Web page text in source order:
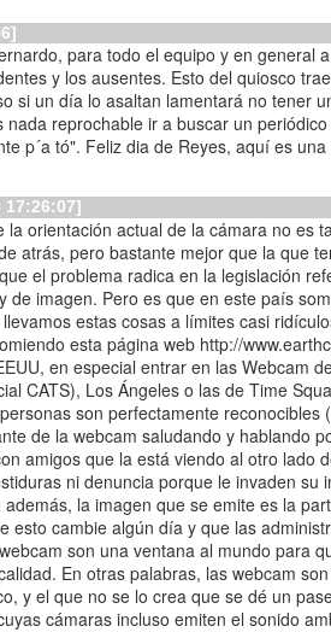
para todo el equipo y en general
y los ausentes. Esto del quiosco
si un día lo asaltan lamentará no tener
nada reprochable ir a buscar un
p´a tó". Feliz dia de Reyes, aquí es
17:26:07]
la orientación actual de la cámara no es
atrás, pero bastante mejor que la que
el problema radica en la legislación
de imagen. Pero es que en este país
estas cosas a límites casi ridículos. A
esta página web http://
en especial entrar en las Webcam
CATS), Los Ángeles o las de Time
son perfectamente reconocibles
de la webcam saludando y hablando
amigos que la está viendo al otro lado
ni denuncia porque le invaden su
la imagen que se emite es la
esto cambie algún día y que las
son una ventana al mundo para
En otras palabras, las webcam
y el que no se lo crea que se dé un
cámaras incluso emiten el sonido